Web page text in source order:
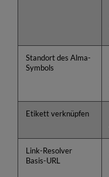
Standort des Alma-
Symbols
Etikett verknüpfen
Link-Resolver
Basis-URL